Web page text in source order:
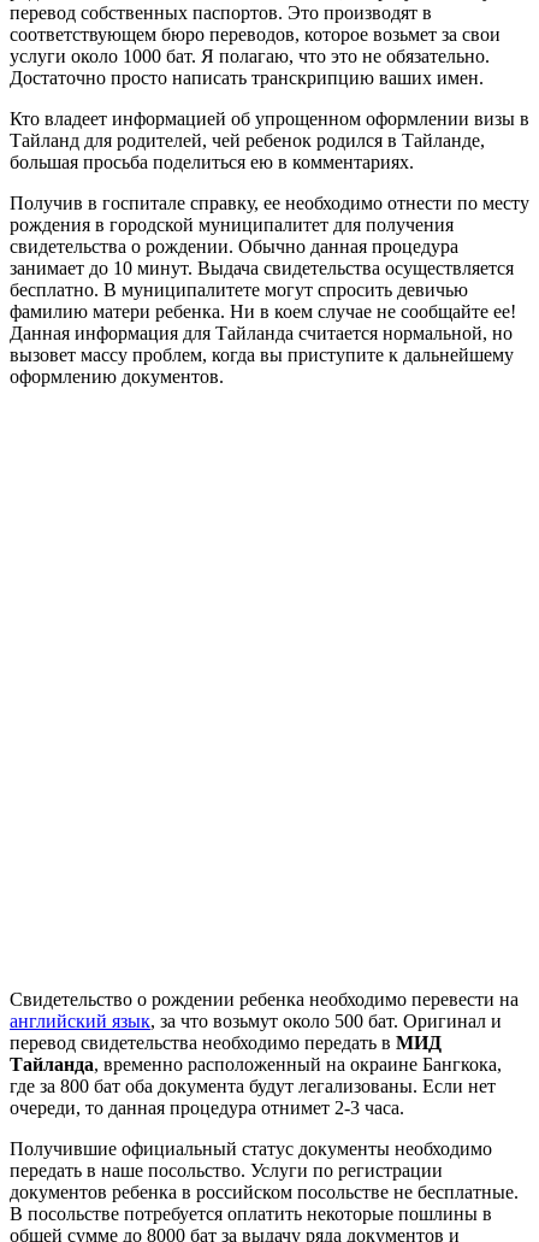
перевод собственных паспортов. Это производят в
соответствующем бюро переводов, которое возьмет за свои
услуги около 1000 бат. Я полагаю, что это не обязательно.
Достаточно просто написать транскрипцию ваших имен.
Кто владеет информацией об упрощенном оформлении визы в
Тайланд для родителей, чей ребенок родился в Тайланде,
большая просьба поделиться ею в комментариях.
Получив в госпитале справку, ее необходимо отнести по месту
рождения в городской муниципалитет для получения
свидетельства о рождении. Обычно данная процедура
занимает до 10 минут. Выдача свидетельства осуществляется
бесплатно. В муниципалитете могут спросить девичью
фамилию матери ребенка. Ни в коем случае не сообщайте ее!
Данная информация для Тайланда считается нормальной, но
вызовет массу проблем, когда вы приступите к дальнейшему
оформлению документов.
Свидетельство о рождении ребенка необходимо перевести на
английский язык, за что возьмут около 500 бат. Оригинал и
перевод свидетельства необходимо передать в МИД
Тайланда, временно расположенный на окраине Бангкока,
где за 800 бат оба документа будут легализованы. Если нет
очереди, то данная процедура отнимет 2-3 часа.
Получившие официальный статус документы необходимо
передать в наше посольство. Услуги по регистрации
документов ребенка в российском посольстве не бесплатные.
В посольстве потребуется оплатить некоторые пошлины в
общей сумме до 8000 бат за выдачу ряда документов и